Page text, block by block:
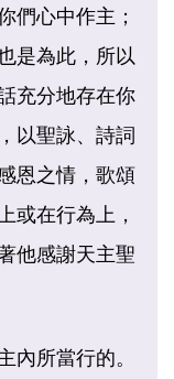
們心中作主；
是為此，所以
充分地存在你
以聖詠、詩詞
恩之情，歌頌
或在行為上，
他感謝天主聖
所當行的。